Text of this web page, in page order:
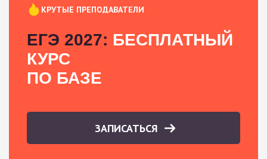
КРУТЫЕ ПРЕПОДАВАТЕЛИ
ЕГЭ 2027: БЕСПЛАТНЫЙ
КУРС
ПО БАЗЕ
ЗАПИСАТЬСЯ